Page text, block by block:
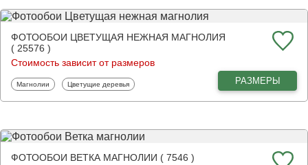
ФОТООБОИ ЦВЕТУЩАЯ НЕЖНАЯ МАГНОЛИЯ
( 25576 )
Стоимость зависит от размеров
Фотообои
Магнолии Фотообои
Цветущие деревья РАЗМЕРЫ
ФОТООБОИ ВЕТКА МАГНОЛИИ ( 7546 )